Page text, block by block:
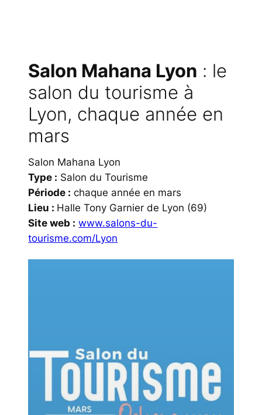
Salon Mahana Lyon : le
salon du tourisme à
Lyon, chaque année en
mars
Salon Mahana Lyon
Type : Salon du Tourisme
Période : chaque année en mars
Lieu : Halle Tony Garnier de Lyon (69)
Site web : www.salons-du-
tourisme.com/Lyon